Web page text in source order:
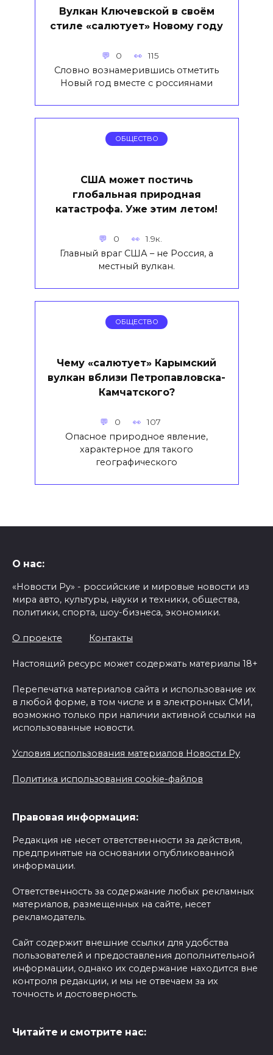
Вулкан Ключевской в своём
стиле «салютует» Новому году
0 115
Словно вознамерившись отметить
Новый год вместе с россиянами
ОБЩЕСТВО
США может постичь
глобальная природная
катастрофа. Уже этим летом!
0 1.9к.
Главный враг США – не Россия, а
местный вулкан.
ОБЩЕСТВО
Чему «салютует» Карымский
вулкан вблизи Петропавловска-
Камчатского?
0 107
Опасное природное явление,
характерное для такого
географического
О нас:
«Новости Ру» - российские и мировые новости из
мира авто, культуры, науки и техники, общества,
политики, спорта, шоу-бизнеса, экономики.
О проекте Контакты
Настоящий ресурс может содержать материалы 18+
Перепечатка материалов сайта и использование их
в любой форме, в том числе и в электронных СМИ,
возможно только при наличии активной ссылки на
использованные новости.
Условия использования материалов Новости Ру
Политика использования cookie-файлов
Правовая информация:
Редакция не несет ответственности за действия,
предпринятые на основании опубликованной
информации.
Ответственность за содержание любых рекламных
материалов, размещенных на сайте, несет
рекламодатель.
Сайт содержит внешние ссылки для удобства
пользователей и предоставления дополнительной
информации, однако их содержание находится вне
контроля редакции, и мы не отвечаем за их
точность и достоверность.
Читайте и смотрите нас: